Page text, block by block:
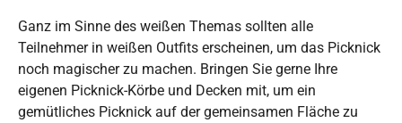
Ganz im Sinne des weißen Themas sollten alle
Teilnehmer in weißen Outfits erscheinen, um das Picknick
noch magischer zu machen. Bringen Sie gerne Ihre
eigenen Picknick-Körbe und Decken mit, um ein
gemütliches Picknick auf der gemeinsamen Fläche zu